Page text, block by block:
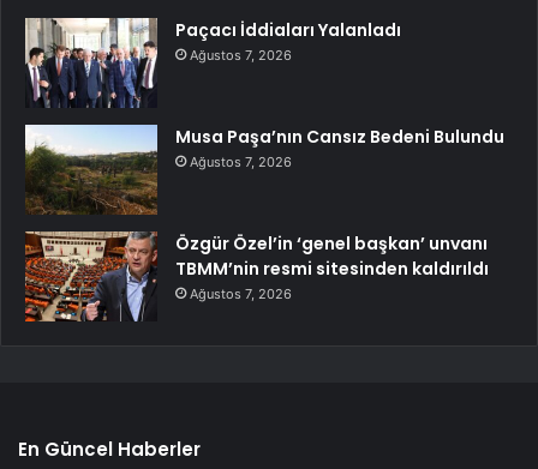
Paçacı İddiaları Yalanladı
Ağustos 7, 2026
Musa Paşa’nın Cansız Bedeni Bulundu
Ağustos 7, 2026
Özgür Özel’in ‘genel başkan’ unvanı
TBMM’nin resmi sitesinden kaldırıldı
Ağustos 7, 2026
En Güncel Haberler